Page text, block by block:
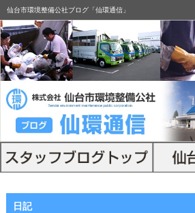
仙台市環境整備公社ブログ「仙環通信」
日記